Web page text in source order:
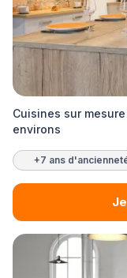
Cuisines sur
environs
+7 ans